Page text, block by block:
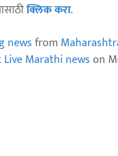
क्लिक करा.
newsfrom
Live Marathi newson